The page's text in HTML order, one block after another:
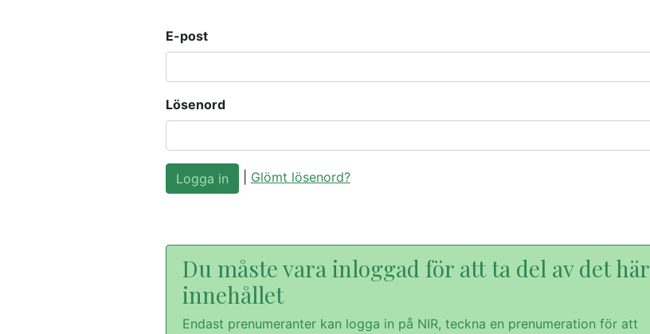
E-post
Lösenord
Glömt lösenord?
Du måste vara inloggad för att ta del av det här
innehållet
Endast prenumeranter kan logga in på NIR, teckna en prenumeration för att